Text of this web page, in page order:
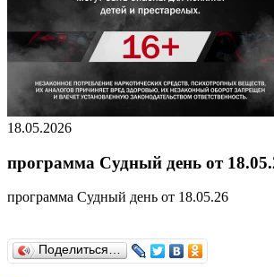
18.05.2026
программа Судный день от
программа Судный день от 18.05.26
Поделиться…